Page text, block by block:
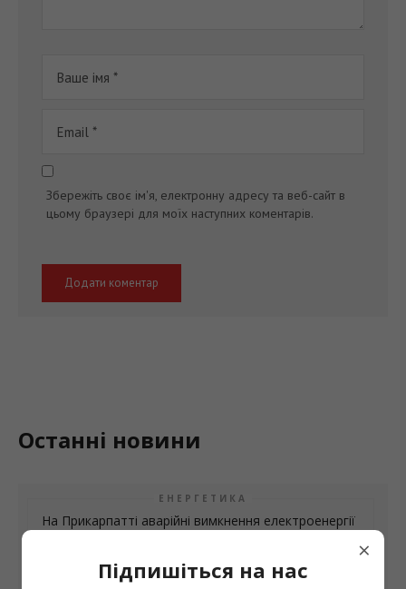
Збережіть своє ім'я, електронну адресу та веб-сайт в
цьому браузері для моїх наступних коментарів.
Останні новини
ЕНЕРГЕТИКА
На Прикарпатті аварійні вимкнення електроенергії
На Прикарпатті обговорили підготовку паливної
×
Підпишіться на нас